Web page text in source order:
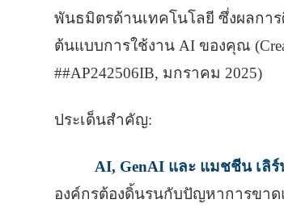
พันธมิตรด้านเทคโนโลยี ซึ่งผลการ
ต้นแบบการใช้งาน AI ของคุณ
##AP242506IB, มกราคม 2025)
ประเด็นสำคัญ:
AI, GenAI และ แมชชีน เลิร์
องค์กรต้องดิ้นรนกับปัญหาการขา